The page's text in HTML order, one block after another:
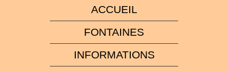
ACCUEIL
FONTAINES
INFORMATIONS